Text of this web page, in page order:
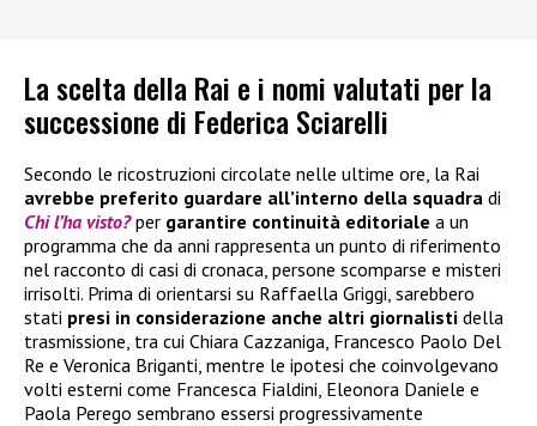
La scelta della Rai e i nomi valutati per la
successione di Federica Sciarelli
Secondo le ricostruzioni circolate nelle ultime ore, la Rai
avrebbe preferito guardare all’interno della squadra di
Chi l’ha visto? per garantire continuità editoriale a un
programma che da anni rappresenta un punto di riferimento
nel racconto di casi di cronaca, persone scomparse e misteri
irrisolti. Prima di orientarsi su Raffaella Griggi, sarebbero
stati presi in considerazione anche altri giornalisti della
trasmissione, tra cui Chiara Cazzaniga, Francesco Paolo Del
Re e Veronica Briganti, mentre le ipotesi che coinvolgevano
volti esterni come Francesca Fialdini, Eleonora Daniele e
Paola Perego sembrano essersi progressivamente